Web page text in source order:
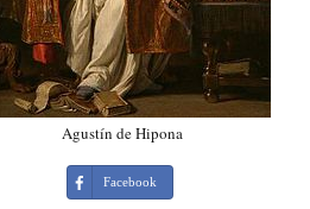
Agustín de Hipona
Facebook